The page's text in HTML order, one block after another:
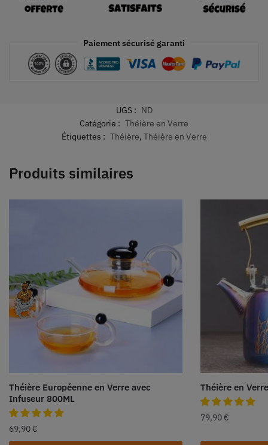
Paiement sécurisé garanti
UGS : ND
Catégorie : Théière en Verre
Étiquettes : Théière, Théière en Verre
Produits similaires
Théière Européenne en Verre avec
Infuseur 800ML
69,90 €
Théière en
79,90 €